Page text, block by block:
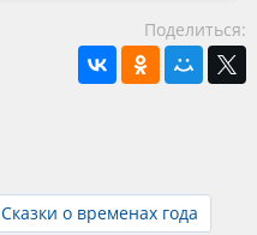
Поделиться:
Сказки о временах года